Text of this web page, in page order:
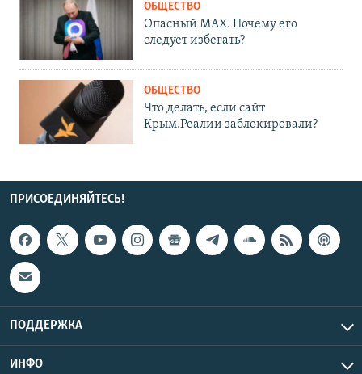
ОБЩЕСТВО
Опасный MAX. Почему его
следует избегать?
ОБЩЕСТВО
Что делать, если сайт
Крым.Реалии заблокировали?
ПРИСОЕДИНЯЙТЕСЬ!
ПОДДЕРЖКА
ИНФО